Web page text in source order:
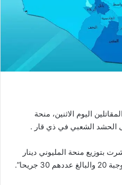
اليوم الاثنين، منحة
بتوزيع منحة المليوني دينار